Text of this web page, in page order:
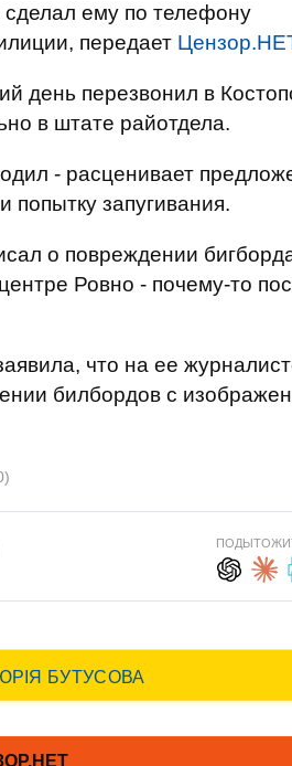
ему по телефону
передает
день перезвонил в
в штате райотдела.
- расценивает
попытку запугивания.
о повреждении
Ровно - почему-то
что на ее
билбордов с